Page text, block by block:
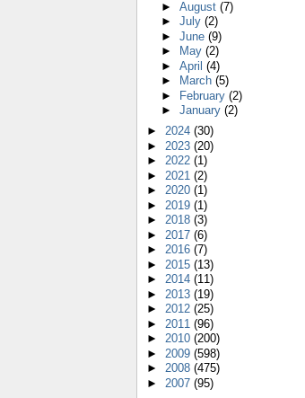
► August (7)
► July (2)
► June (9)
►
May (2)
► April (4)
►
March (5)
► February (2)
► January (2)
► 2024 (30)
► 2023 (20)
► 2022 (1)
► 2021 (2)
► 2020 (1)
► 2019 (1)
► 2018 (3)
► 2017 (6)
► 2016 (7)
► 2015 (13)
► 2014 (11)
► 2013 (19)
► 2012 (25)
► 2011 (96)
► 2010 (200)
► 2009 (598)
► 2008 (475)
► 2007 (95)